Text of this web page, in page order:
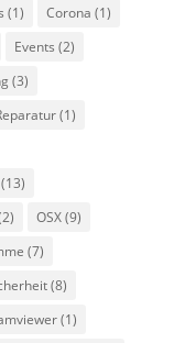
(1) Corona (1)
Events (2)
(3)
(1)
OSX(9)
(7)
(8)
(1)